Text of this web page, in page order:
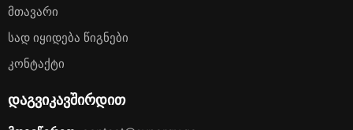
Მთავარი
Სად Იყიდება Წიგნები
Კონტაქტი
დაგვიკავშირდით